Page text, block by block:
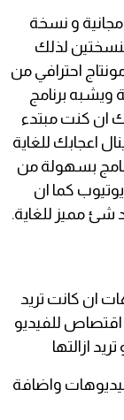
و نسخة
لذلك
احترافي من
ويشبه برنامج
ان كنت مبتدء
اعجابك للغاية
بسهولة من
كما ان
شئ مميز للغاية.
ان كانت تريد
اقتصاص للفيديو
ازالتها
واضافة